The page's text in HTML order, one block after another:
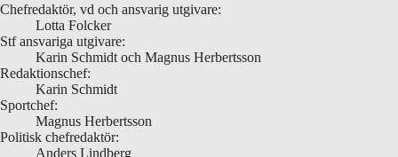
Chefredaktör, vd och ansvarig utgivare:
Lotta Folcker
Stf ansvariga utgivare:
Karin Schmidt och Magnus Herbertsson
Redaktionschef:
Karin Schmidt
Sportchef:
Magnus Herbertsson
Politisk chefredaktör:
Anders Lindberg